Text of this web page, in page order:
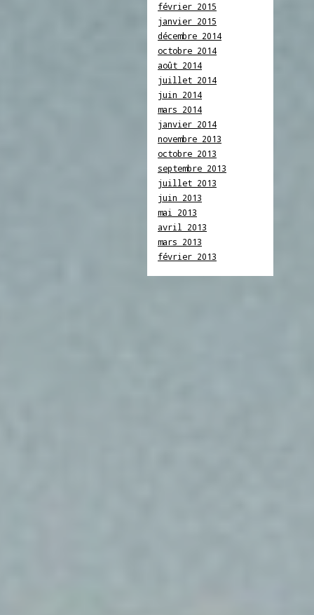
février 2015
janvier 2015
décembre 2014
octobre 2014
août 2014
juillet 2014
juin 2014
mars 2014
janvier 2014
novembre 2013
octobre 2013
septembre 2013
juillet 2013
juin 2013
mai 2013
avril 2013
mars 2013
février 2013